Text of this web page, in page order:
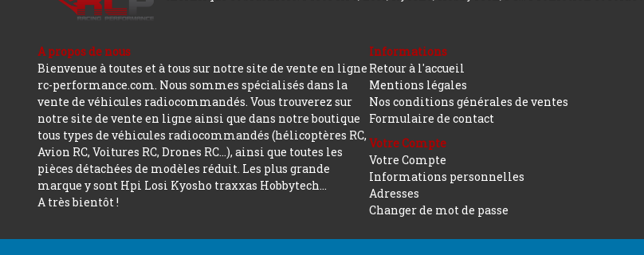
A propos de nous
Bienvenue à toutes et à tous sur notre site de vente en ligne
rc-performance.com. Nous sommes spécialisés dans la
vente de véhicules radiocommandés. Vous trouverez sur
notre site de vente en ligne ainsi que dans notre boutique
tous types de véhicules radiocommandés (hélicoptères RC,
Avion RC, Voitures RC, Drones RC…), ainsi que toutes les
pièces détachées de modèles réduit. Les plus grande
marque y sont Hpi Losi Kyosho traxxas Hobbytech...
A très bientôt !
Informations
Retour à l'accueil
Mentions légales
Nos conditions générales de ventes
Formulaire de contact
Votre Compte
Votre Compte
Informations personnelles
Adresses
Changer de mot de passe